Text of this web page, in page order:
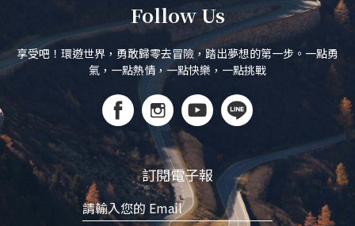
Follow Us
享受吧！環遊世界，勇敢歸零去冒險，踏出夢想的第一步。一點勇
氣，一點熱情，一點快樂，一點挑戰
訂閱電子報